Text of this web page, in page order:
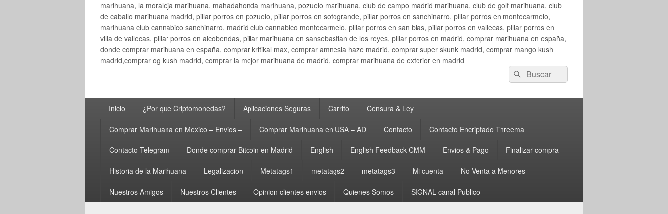
marihuana, la moraleja marihuana, mahadahonda marihuana, pozuelo marihuana, club de campo madrid marihuana, club de golf marihuana, club
de caballo marihuana madrid, pillar porros en pozuelo, pillar porros en sotogrande, pillar porros en sanchinarro, pillar porros en montecarmelo,
marihuana club cannabico sanchinarro, madrid club cannabico montecarmelo, pillar porros en san blas, pillar porros en vallecas, pillar porros en
villa de vallecas, pillar porros en alcobendas, pillar marihuana en sansebastian de los reyes, pillar porros en madrid, comprar marihuana en españa,
donde comprar marihuana en españa, comprar kritikal max, comprar amnesia haze madrid, comprar super skunk madrid, comprar mango kush
madrid,comprar og kush madrid, comprar la mejor marihuana de madrid, comprar marihuana de exterior en madrid
Buscar
por:
Buscar
principalInicio ¿Por que Criptomonedas? Aplicaciones Seguras Carrito Censura & Ley
Comprar Marihuana en Mexico – Envios – Comprar Marihuana en USA – AD Contacto Contacto Encriptado Threema
Contacto Telegram Donde comprar Bitcoin en Madrid English English Feedback CMM Envios & Pago Finalizar compra
Historia de la Marihuana Legalizacion Metatags1 metatags2 metatags3 Mi cuenta No Venta a Menores
Nuestros Amigos Nuestros Clientes Opinion clientes envios Quienes Somos SIGNAL canal Publico